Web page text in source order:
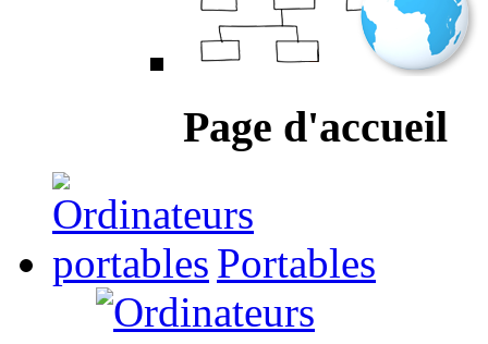
Page d'accueil
Portables